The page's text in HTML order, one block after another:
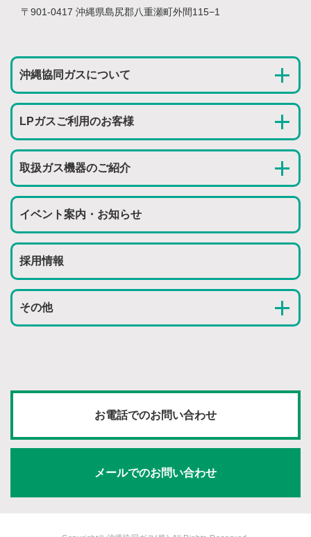
〒901-0417 沖縄県島尻郡八重瀬町外間115−1
沖縄協同ガスについて
LPガスご利用のお客様
取扱ガス機器のご紹介
イベント案内・お知らせ
採用情報
その他
お電話でのお問い合わせ
メールでのお問い合わせ